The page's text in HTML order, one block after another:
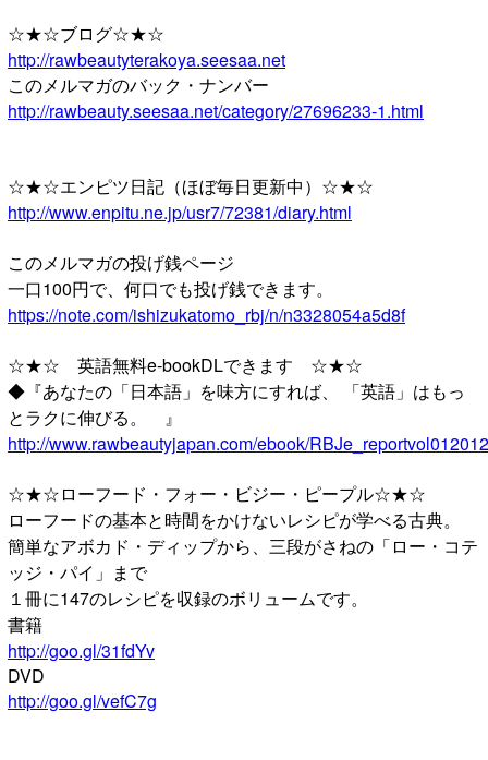
☆★☆ブログ☆★☆
http://rawbeautyterakoya.seesaa.net
このメルマガのバック・ナンバー
http://rawbeauty.seesaa.net/category/27696233-1.html
☆★☆エンピツ日記（ほぼ毎日更新中）☆★☆
http://www.enpitu.ne.jp/usr7/72381/diary.html
このメルマガの投げ銭ページ
一口100円で、何口でも投げ銭できます。
https://note.com/ishizukatomo_rbj/n/n3328054a5d8f
☆★☆ 英語無料e-bookDLできます ☆★☆
◆『あなたの「日本語」を味方にすれば、 「英語」はもっ
とラクに伸びる。 』
http://www.rawbeautyjapan.com/ebook/
☆★☆ローフード・フォー・ビジー・ピープル☆★☆
ローフードの基本と時間をかけないレシピが学べる古典。
簡単なアボカド・ディップから、三段がさねの「ロー・コテ
ッジ・パイ」まで
１冊に147のレシピを収録のボリュームです。
書籍
http://goo.gl/31fdYv
DVD
http://goo.gl/vefC7g